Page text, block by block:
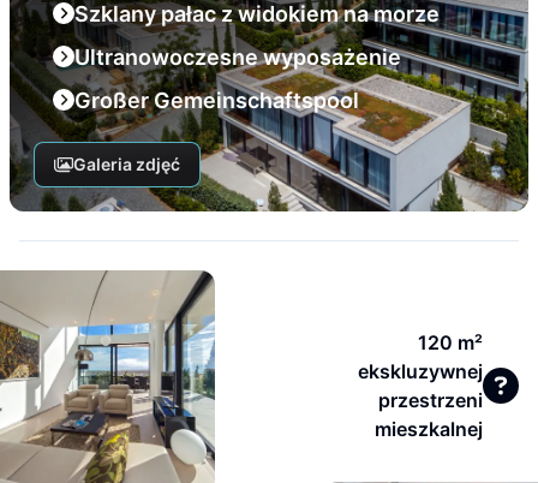
Szklany pałac z widokiem na morze
Ultranowoczesne wyposażenie
Großer Gemeinschaftspool
Galeria zdjęć
120 m²
ekskluzywnej
przestrzeni
mieszkalnej